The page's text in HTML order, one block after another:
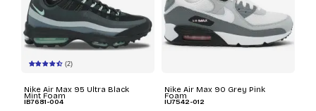
(2)
Nike Air Max 95 Ultra Black
Mint Foam
IB7681-004
Nike Air Max 90 Grey Pink
Foam
IU7542-012